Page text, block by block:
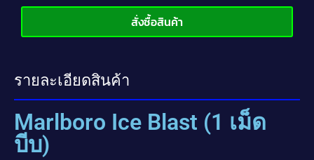
สั่งซื้อสินค้า
รายละเอียดสินค้า
Marlboro Ice Blast (1 เม็ด
บีบ)